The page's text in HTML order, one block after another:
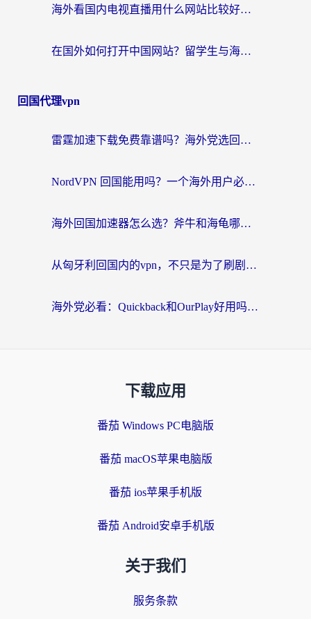
海外看国内电视直播用什么网站比较好？一篇解决你所有追剧难题的实用指南
在国外如何打开中国网站？留学生与海外华人的无缝访问指南
回国代理vpn
雷霆加速下载免费靠谱吗？海外党选回国加速器的避坑指南（附热门工具对比）
NordVPN 回国能用吗？一个海外用户必须面对的真实困境
海外回国加速器怎么选？斧牛和海龟哪个好？一篇帮你避开坑的实用指南
从匈牙利回国内的vpn，不只是为了刷剧那么简单
海外党必看：Quickback和OurPlay好用吗？3分钟选对回国加速器，无缝刷剧玩游戏
下载应用
番茄 Windows PC电脑版
番茄 macOS苹果电脑版
番茄 ios苹果手机版
番茄 Android安卓手机版
关于我们
服务条款